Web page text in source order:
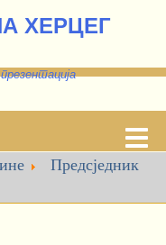
ХЕРЦЕГ
Предсједник